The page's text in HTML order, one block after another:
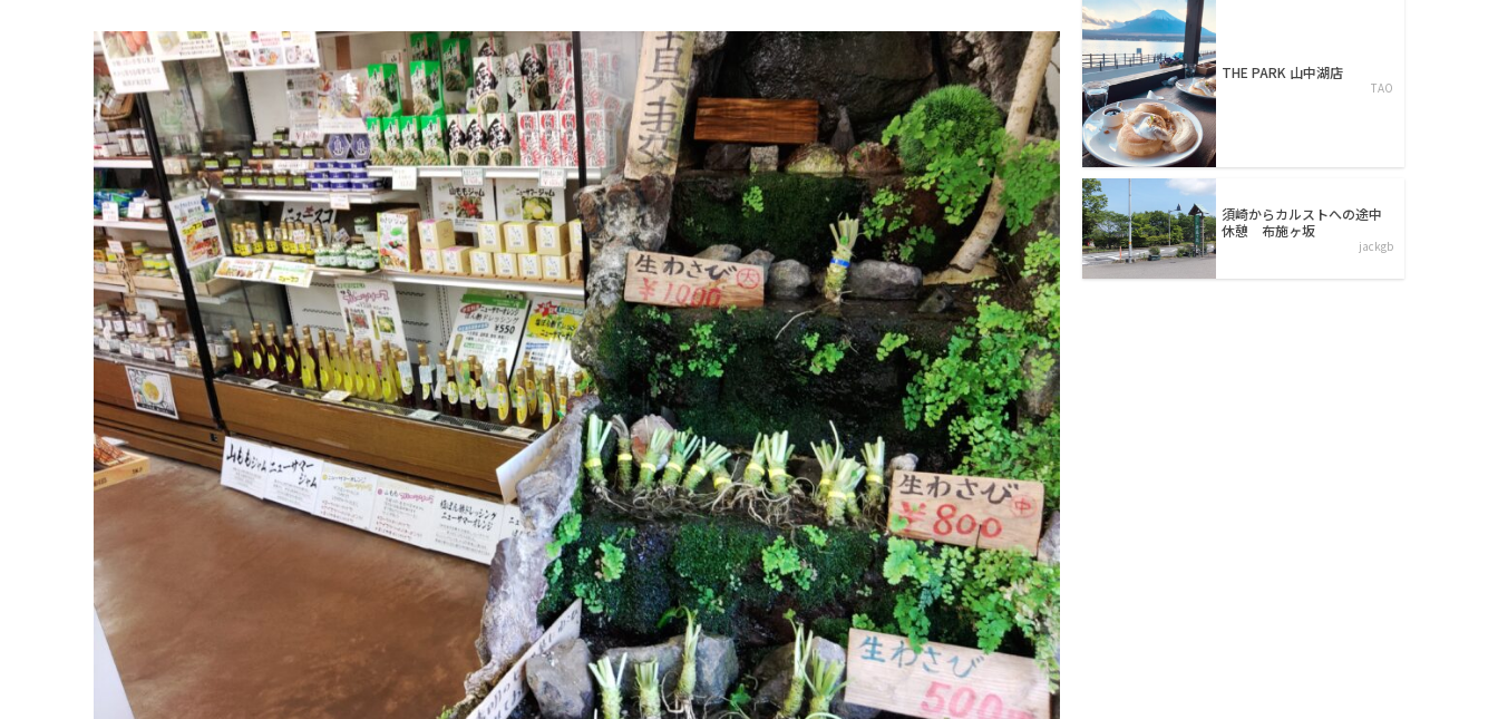
THE PARK 山中湖店
TAO
須崎からカルストへの途中
休憩 布施ヶ坂
jackgb